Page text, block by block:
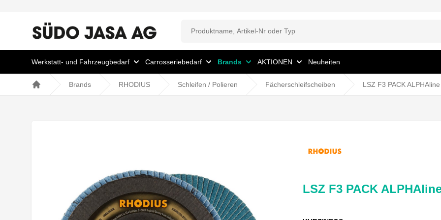
Werkstatt- und Fahrzeugbedarf Carrosseriebedarf Brands AKTIONEN Neuheiten
Brands RHODIUS Schleifen / Polieren Fächerschleifscheiben LSZ F3 PACK ALPHAline
LSZ F3 PACK